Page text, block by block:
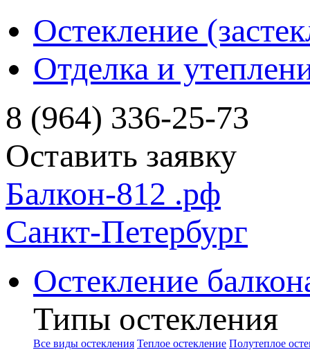
Остекление
Отделка и
8 (964) 336-25-73
Оставить заявку
Балкон-812 .рф
Санкт-Петербург
Остекление
Типы остекления
Все виды остекления Теплое остекление Полутеплое